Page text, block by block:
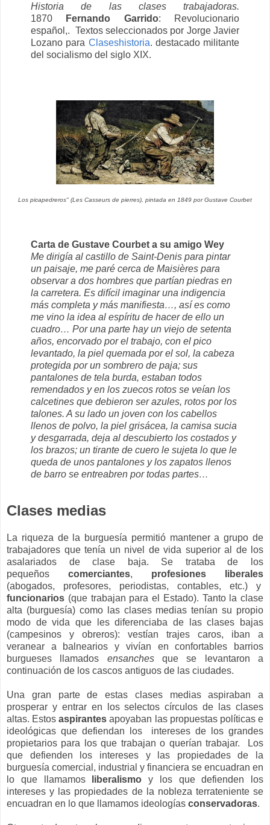
Historia de las clases trabajadoras.
1870
Fernando Garrido: Revolucionario
español,. Textos seleccionados por Jorge Javier
Lozano para Claseshistoria. destacado militante
del socialismo del siglo XIX.
Los picapedreros" (Les Casseurs de pierres), pintada en 1849 por Gustave Courbet
Carta de Gustave Courbet a su amigo Wey
Me dirigía al castillo de Saint-Denis para pintar
un paisaje, me paré cerca de Maisières para
observar a dos hombres que partían piedras en
la carretera. Es difícil imaginar una indigencia
más completa y más manifiesta…, así es como
me vino la idea al espíritu de hacer de ello un
cuadro… Por una parte hay un viejo de setenta
años, encorvado por el trabajo, con el pico
levantado, la piel quemada por el sol, la cabeza
protegida por un sombrero de paja; sus
pantalones de tela burda, estaban todos
remendados y en los zuecos rotos se veían los
calcetines que debieron ser azules, rotos por los
talones. A su lado un joven con los cabellos
llenos de polvo, la piel grisácea, la camisa sucia
y desgarrada, deja al descubierto los costados y
los brazos; un tirante de cuero le sujeta lo que le
queda de unos pantalones y los zapatos llenos
de barro se entreabren por todas partes…
Clases medias
La riqueza de la burguesía permitió mantener a grupo de
trabajadores que tenía un nivel de vida superior al de los
asalariados de clase baja. Se trataba de los
pequeños comerciantes, profesiones liberales
(abogados, profesores, periodistas, contables, etc.) y
funcionarios (que trabajan para el Estado). Tanto la clase
alta (burguesía) como las clases medias tenían su propio
modo de vida que les diferenciaba de las clases bajas
(campesinos y obreros): vestían trajes caros, iban a
veranear a balnearios y vivían en confortables barrios
burgueses llamados ensanchesque se levantaron a
continuación de los cascos antiguos de las ciudades.
Una gran parte de estas clases medias aspiraban a
prosperar y entrar en los selectos círculos de las clases
altas. Estosaspirantesapoyaban las propuestas políticas e
ideológicas que defiendan los intereses de los grandes
propietarios para los que trabajan o querían trabajar. Los
que defienden los intereses y las propiedades de la
burguesía comercial, industrial y financiera se encuadran en
lo que llamamos
liberalismo y los que defienden los
intereses y las propiedades de la nobleza terrateniente se
encuadran en lo que llamamos ideologías conservadoras.